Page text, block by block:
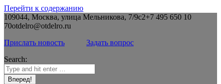
Перейти к содержанию
109044, Москва, улица Мельникова, 7/9с2+7 495 650 10
70otdelro@otdelro.ru
Прислать новость
Задать вопрос
Search: